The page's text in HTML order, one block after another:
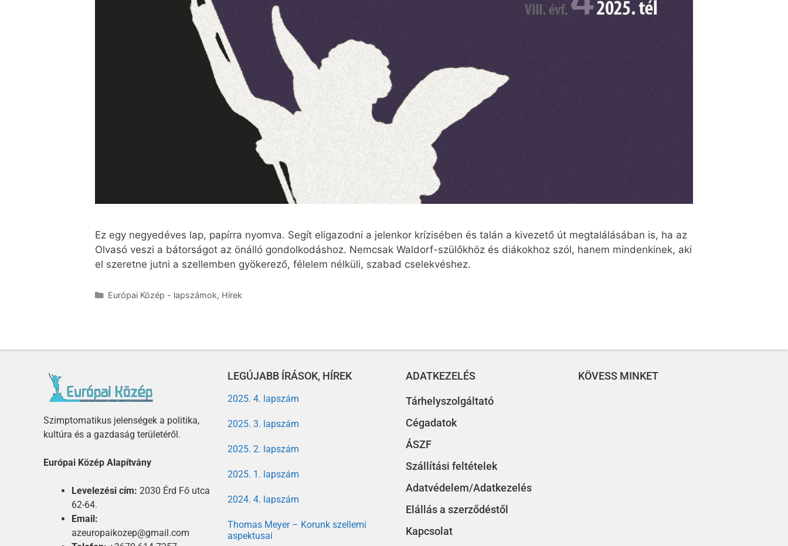
Ez egy negyedéves lap, papírra nyomva. Segít eligazodni a jelenkor krízisében és talán a kivezető út megtalálásában is, ha az
Olvasó veszi a bátorságot az önálló gondolkodáshoz. Nemcsak Waldorf-szülőkhöz és diákokhoz szól, hanem mindenkinek, aki
el szeretne jutni a szellemben gyökerező, félelem nélküli, szabad cselekvéshez.
Európai Közép - lapszámok, Hírek
Szimptomatikus jelenségek a politika,
kultúra és a gazdaság területéről.
Európai Közép Alapítvány
Levelezési cím: 2030 Érd Fő utca
62-64.
Email:
azeuropaikozep@gmail.com
LEGÚJABB ÍRÁSOK, HÍREK
2025. 4. lapszám
2025. 3. lapszám
2025. 2. lapszám
2025. 1. lapszám
2024. 4. lapszám
Thomas Meyer – Korunk szellemi
aspektusai
ADATKEZELÉS
Tárhelyszolgáltató
Cégadatok
ÁSZF
Szállítási feltételek
Adatvédelem/Adatkezelés
Elállás a szerződéstől
Kapcsolat
KÖVESS MINKET